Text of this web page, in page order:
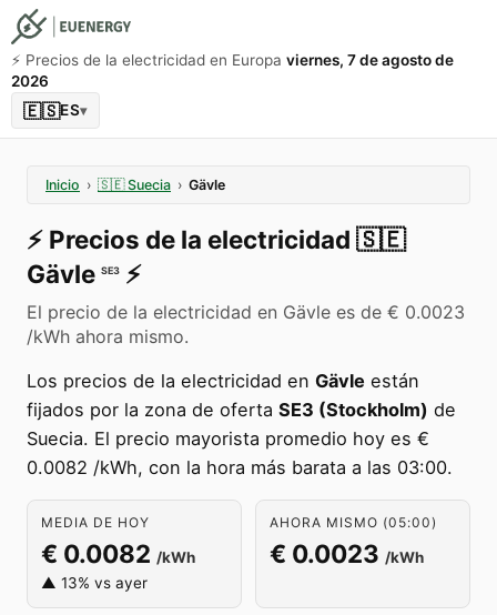
⚡️ Precios de la electricidad en Europa viernes, 7 de agosto de
2026
🇪🇸ES▾
Inicio › 🇸🇪 Suecia › Gävle
⚡️ Precios de la electricidad 🇸🇪
Gävle SE3 ⚡️
El precio de la electricidad en Gävle es de € 0.0023
/kWh ahora mismo.
Los precios de la electricidad en Gävle están
fijados por la zona de oferta SE3 (Stockholm) de
Suecia. El precio mayorista promedio hoy es €
0.0082 /kWh, con la hora más barata a las 03:00.
MEDIA DE HOY
€ 0.0082 /kWh
▲ 13% vs ayer
AHORA MISMO (05:00)
€ 0.0023 /kWh